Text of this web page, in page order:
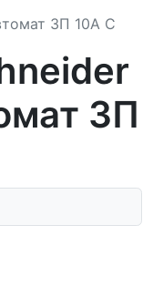
3П 10A C
3П